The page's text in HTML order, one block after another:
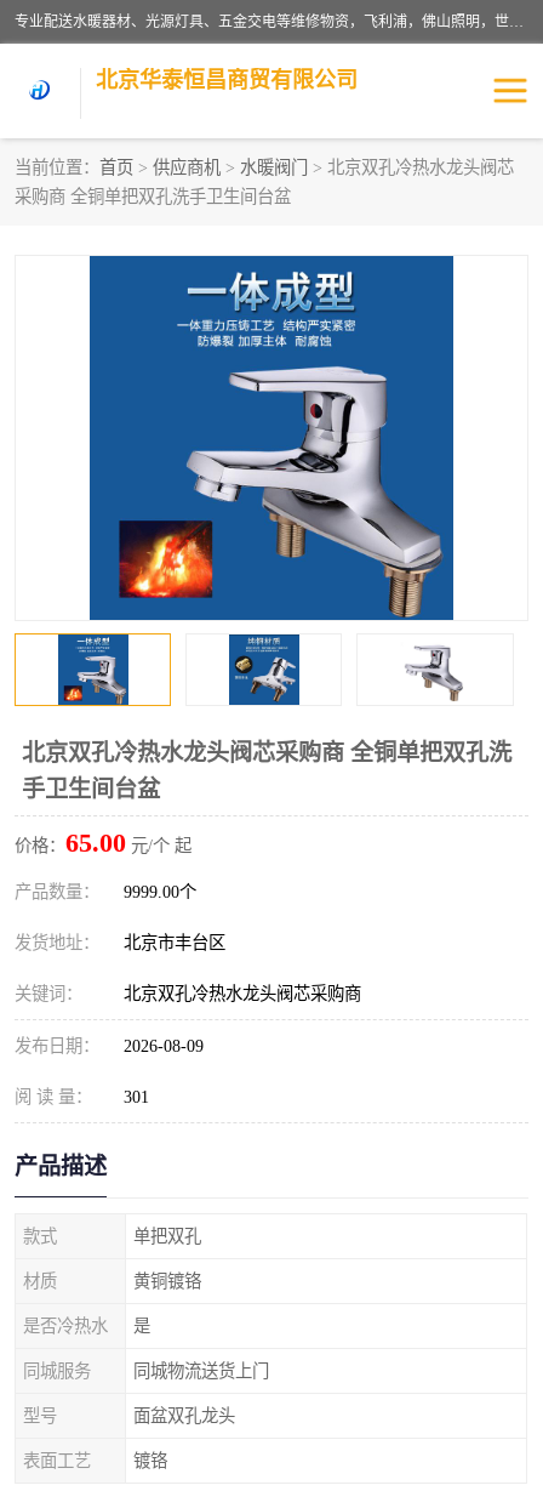
专业配送水暖器材、光源灯具、五金交电等维修物资，飞利浦，佛山照明，世达，博世，九牧，特陶等各产品涉及国内外知名品牌。公司专注与物业、学校、酒店、工厂等单位合作，提供一站式配送服务，降低客户综合成本。依托电子商务改变传统模式，以专业的团队为客户提供24H物资配送到达，货到月结、统一开票，便捷退换等服务，提高了企业的运营效率。
北京华泰恒昌商贸有限公司
当前位置： 首页 > 供应商机 > 水暖阀门
> 北京双孔冷热水龙头阀芯
采购商 全铜单把双孔洗手卫生间台盆
北京双孔冷热水龙头阀芯采购商 全铜单把双孔洗
手卫生间台盆
价格： 65.00 元/个 起
产品数量： 9999.00个
发货地址： 北京市丰台区
关键词： 北京双孔冷热水龙头阀芯采购商
发布日期： 2026-08-09
阅 读 量： 301
产品描述
款式 单把双孔
材质 黄铜镀铬
是否冷热水 是
同城服务 同城物流送货上门
型号 面盆双孔龙头
表面工艺 镀铬
水暖阀门
涂料辅材